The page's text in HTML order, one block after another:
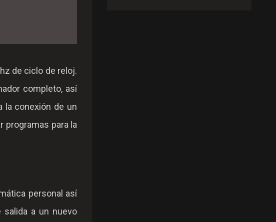
de ciclo de reloj.
completo, así
la conexión de un
programas para la
personal así
a un nuevo